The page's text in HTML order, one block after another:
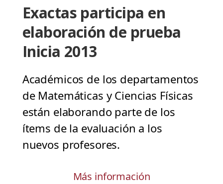
Exactas participa en
elaboración de prueba
Inicia 2013
Académicos de los departamentos
de Matemáticas y Ciencias Físicas
están elaborando parte de los
ítems de la evaluación a los
nuevos profesores.
Más información